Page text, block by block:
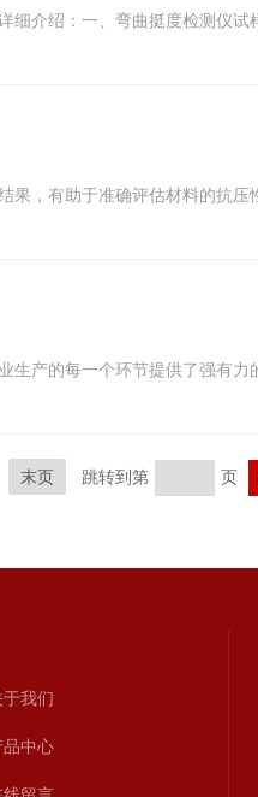
介绍：一、弯曲挺度检测仪
，有助于准确评估材料的抗
产的每一个环节提供了强有
末页 跳转到第 页
于我们
品中心